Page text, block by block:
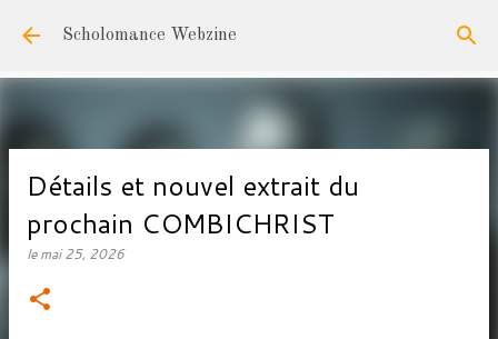
Accéder au contenu principal
Scholomance Webzine
Détails et nouvel extrait du
prochain COMBICHRIST
lemai 25, 2026